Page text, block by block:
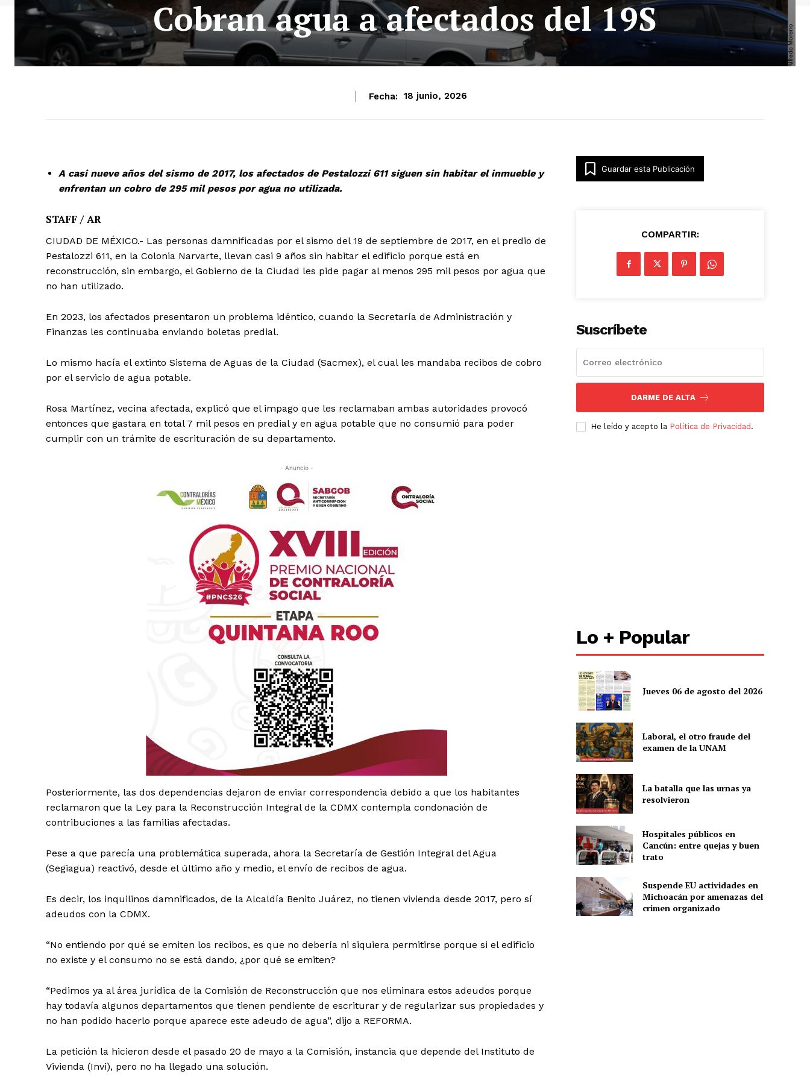
Luces
Del Siglo
SUSCRÍBETE AHORA
Nosotros
Contacto
Política de privacidad
Información Propietaria / Financiación
Mi cuenta
Cobran agua a afectados del 19S
Fecha: 18 junio, 2026
A casi nueve años del sismo de 2017, los afectados de Pestalozzi 611 siguen sin habitar el inmueble y
enfrentan un cobro de 295 mil pesos por agua no utilizada.
STAFF / AR
CIUDAD DE MÉXICO.- Las personas damnificadas por el sismo del 19 de septiembre de 2017, en el predio de
Pestalozzi 611, en la Colonia Narvarte, llevan casi 9 años sin habitar el edificio porque está en
reconstrucción, sin embargo, el Gobierno de la Ciudad les pide pagar al menos 295 mil pesos por agua que
no han utilizado.
En 2023, los afectados presentaron un problema idéntico, cuando la Secretaría de Administración y
Finanzas les continuaba enviando boletas predial.
Lo mismo hacía el extinto Sistema de Aguas de la Ciudad (Sacmex), el cual les mandaba recibos de cobro
por el servicio de agua potable.
Rosa Martínez, vecina afectada, explicó que el impago que les reclamaban ambas autoridades provocó
entonces que gastara en total 7 mil pesos en predial y en agua potable que no consumió para poder
cumplir con un trámite de escrituración de su departamento.
- Anuncio -
Posteriormente, las dos dependencias dejaron de enviar correspondencia debido a que los habitantes
reclamaron que la Ley para la Reconstrucción Integral de la CDMX contempla condonación de
contribuciones a las familias afectadas.
Pese a que parecía una problemática superada, ahora la Secretaría de Gestión Integral del Agua
(Segiagua) reactivó, desde el último año y medio, el envío de recibos de agua.
Es decir, los inquilinos damnificados, de la Alcaldía Benito Juárez, no tienen vivienda desde 2017, pero sí
adeudos con la CDMX.
“No entiendo por qué se emiten los recibos, es que no debería ni siquiera permitirse porque si el edificio
no existe y el consumo no se está dando, ¿por qué se emiten?
“Pedimos ya al área jurídica de la Comisión de Reconstrucción que nos eliminara estos adeudos porque
hay todavía algunos departamentos que tienen pendiente de escriturar y de regularizar sus propiedades y
no han podido hacerlo porque aparece este adeudo de agua”, dijo a REFORMA.
La petición la hicieron desde el pasado 20 de mayo a la Comisión, instancia que depende del Instituto de
Vivienda (Invi), pero no ha llegado una solución.
Guardar esta Publicación
COMPARTIR:
Suscríbete
DARME DE ALTA
He leído y acepto la Política de Privacidad .
Lo + Popular
Jueves 06 de agosto del 2026
Laboral, el otro fraude del
examen de la UNAM
La batalla que las urnas ya
resolvieron
Hospitales públicos en
Cancún: entre quejas y buen
trato
Suspende EU actividades en
Michoacán por amenazas del
crimen organizado